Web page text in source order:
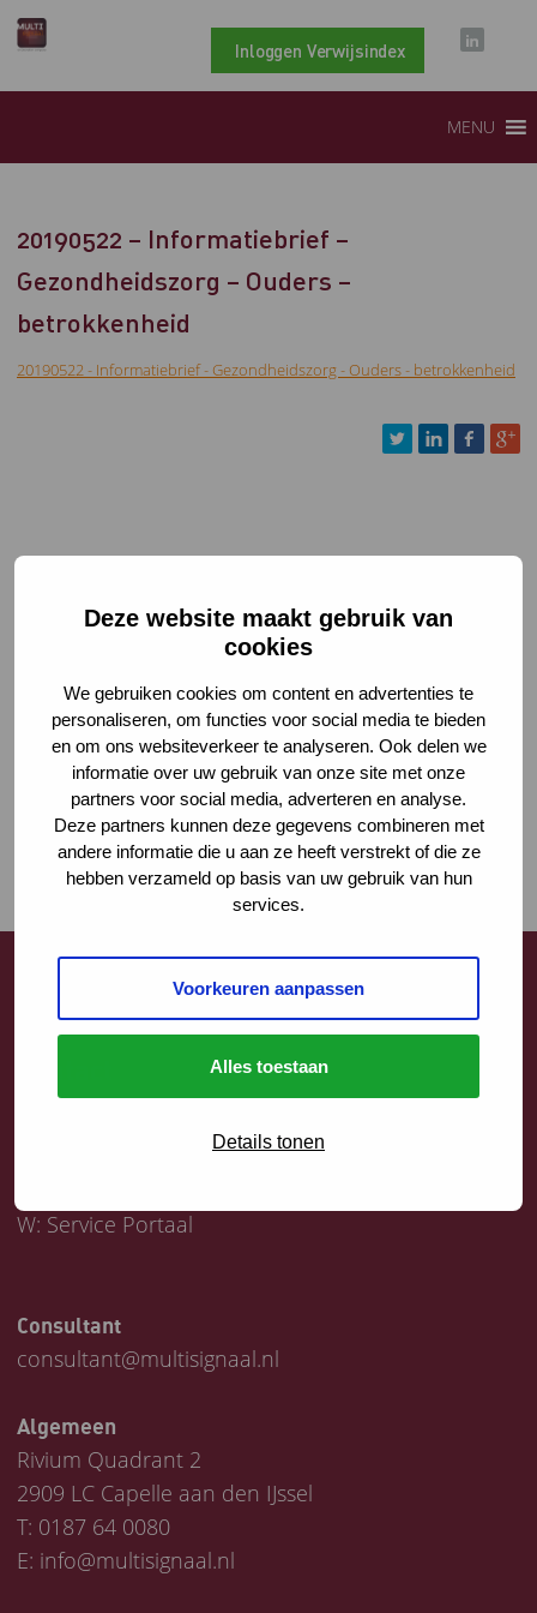
Deze website maakt gebruik van
cookies
We gebruiken cookies om content en advertenties te
personaliseren, om functies voor social media te bieden
en om ons websiteverkeer te analyseren. Ook delen we
informatie over uw gebruik van onze site met onze
partners voor social media, adverteren en analyse.
Deze partners kunnen deze gegevens combineren met
andere informatie die u aan ze heeft verstrekt of die ze
hebben verzameld op basis van uw gebruik van hun
services.
Voorkeuren aanpassen
Alles toestaan
Details tonen
Inloggen Verwijsindex
MENU
20190522 – Informatiebrief –
Gezondheidszorg – Ouders –
betrokkenheid
20190522 - Informatiebrief - Gezondheidszorg - Ouders - betrokkenheid
W: Service Portaal
Consultant
consultant@multisignaal.nl
Algemeen
Rivium Quadrant 2
2909 LC Capelle aan den IJssel
T: 0187 64 0080
E: info@multisignaal.nl